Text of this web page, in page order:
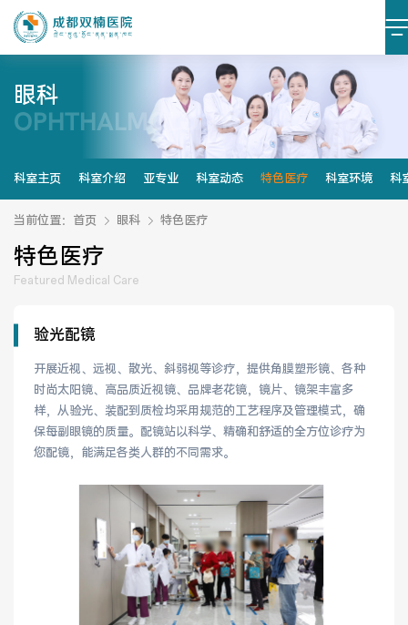
医院简介 医院文化
设施设备 环境照片
大事记
榜样力量 学习资料
健康管理体检
非手术科室 其他科室
医技科室
眼科
OPHTHALMOLOGY
科室主页 科室介绍 亚专业 科室动态 特色医疗 科室环境 科
当前位置： 首页 眼科 特色医疗
特色医疗
Featured Medical Care
验光配镜
开展近视、远视、散光、斜弱视等诊疗，提供角膜塑形镜、各种
时尚太阳镜、高品质近视镜、品牌老花镜，镜片、镜架丰富多
样，从验光、装配到质检均采用规范的工艺程序及管理模式，确
保每副眼镜的质量。配镜站以科学、精确和舒适的全方位诊疗为
您配镜，能满足各类人群的不同需求。